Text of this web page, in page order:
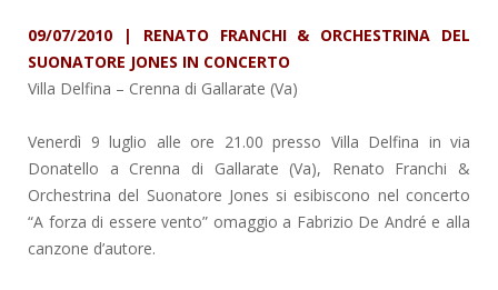
09/07/2010 | RENATO FRANCHI & ORCHESTRINA DEL
SUONATORE JONES IN CONCERTO
Villa Delfina – Crenna di Gallarate (Va)
Venerdì 9 luglio alle ore 21.00 presso Villa Delfina in via
Donatello a Crenna di Gallarate (Va), Renato Franchi &
Orchestrina del Suonatore Jones si esibiscono nel concerto
“A forza di essere vento” omaggio a Fabrizio De André e alla
canzone d’autore.